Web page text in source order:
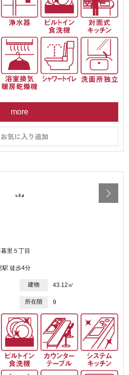
more
里５丁目
駅 徒歩4分
建物 43.12㎡
所在階 9